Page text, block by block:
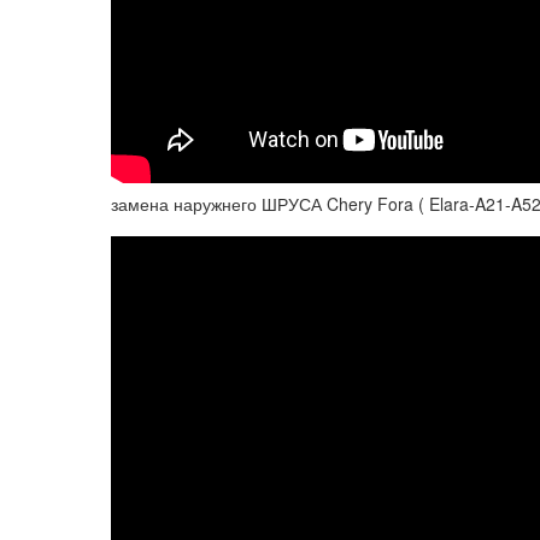
замена наружнего ШРУСА Chery Fora ( Elara-A21-